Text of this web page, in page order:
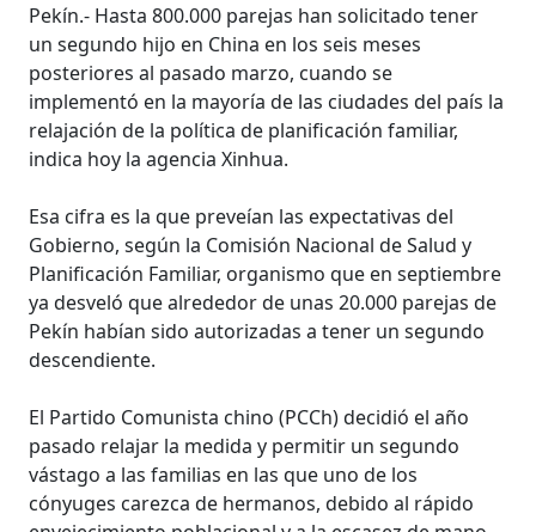
Pekín.- Hasta 800.000 parejas han solicitado tener
un segundo hijo en China en los seis meses
posteriores al pasado marzo, cuando se
implementó en la mayoría de las ciudades del país la
relajación de la política de planificación familiar,
indica hoy la agencia Xinhua.
Esa cifra es la que preveían las expectativas del
Gobierno, según la Comisión Nacional de Salud y
Planificación Familiar, organismo que en septiembre
ya desveló que alrededor de unas 20.000 parejas de
Pekín habían sido autorizadas a tener un segundo
descendiente.
El Partido Comunista chino (PCCh) decidió el año
pasado relajar la medida y permitir un segundo
vástago a las familias en las que uno de los
cónyuges carezca de hermanos, debido al rápido